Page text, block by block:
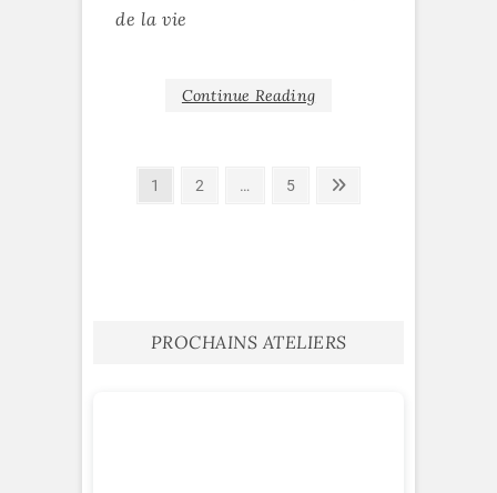
de la vie
Continue Reading
Pagination
Page
1 Page
2 … Page
5
Next
PROCHAINS ATELIERS